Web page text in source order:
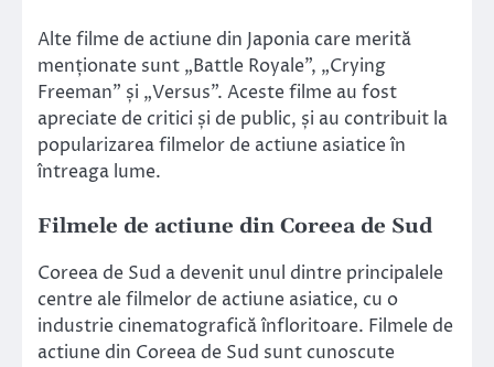
Alte filme de actiune din Japonia care merită
menționate sunt „Battle Royale”, „Crying
Freeman” și „Versus”. Aceste filme au fost
apreciate de critici și de public, și au contribuit la
popularizarea filmelor de actiune asiatice în
întreaga lume.
Filmele de actiune din Coreea de Sud
Coreea de Sud a devenit unul dintre principalele
centre ale filmelor de actiune asiatice, cu o
industrie cinematografică înfloritoare. Filmele de
actiune din Coreea de Sud sunt cunoscute